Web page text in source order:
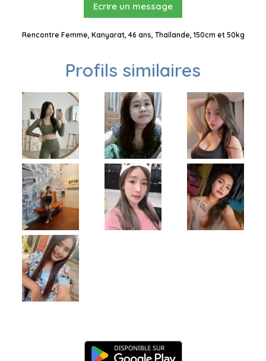
Ecrire un message
Rencontre Femme, Kanyarat, 46 ans, Thaïlande, 150cm et 50kg
Profils similaires